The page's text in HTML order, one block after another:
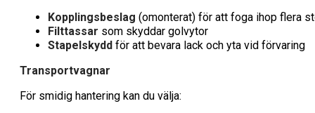
Kopplingsbeslag (omonterat) för att foga ihop flera
Filttassar som skyddar golvytor
Stapelskydd för att bevara lack och yta vid förvaring
Transportvagnar
För smidig hantering kan du välja: